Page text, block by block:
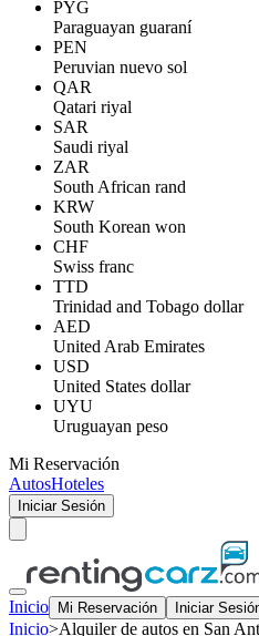
PYG
Paraguayan guaraní
PEN
Peruvian nuevo sol
QAR
Qatari riyal
SAR
Saudi riyal
ZAR
South African rand
KRW
South Korean won
CHF
Swiss franc
TTD
Trinidad and Tobago dollar
AED
United Arab Emirates
USD
United States dollar
UYU
Uruguayan peso
Mi Reservación
AutosHoteles
Iniciar Sesión
Inicio Mi Reservación Iniciar
Inicio>Alquiler de autos en San